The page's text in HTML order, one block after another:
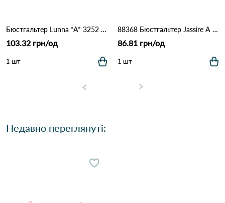
Бюстгальтер Lunna *A* 3252 15.3 Чорний
103.32 грн/од
1 шт
88368 Бюстгальтер Jassire A 13.4 Рожевий
86.81 грн/од
1 шт
Недавно переглянуті: